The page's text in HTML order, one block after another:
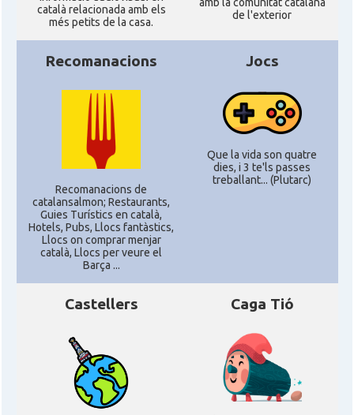
Casal Fundació Paulí Bellet
Casal
(NACS)
Acció
Acció ACCIÓ a Silicon Valley
Acció Acció a Washington DC
Delegació
Delegació del Govern als Estats
Units i Canadà (New York)
català relacionada amb els
més petits de la casa.
de l'exterior
Recomanacions
Recomanacions de
catalansalmon; Restaurants,
Guies Turístics en català,
Hotels, Pubs, Llocs fantàstics,
Llocs on comprar menjar
català, Llocs per veure el
Barça ...
Jocs
Que la vida son quatre
dies, i 3 te'ls passes
treballant... (Plutarc)
Castellers Caga Tió